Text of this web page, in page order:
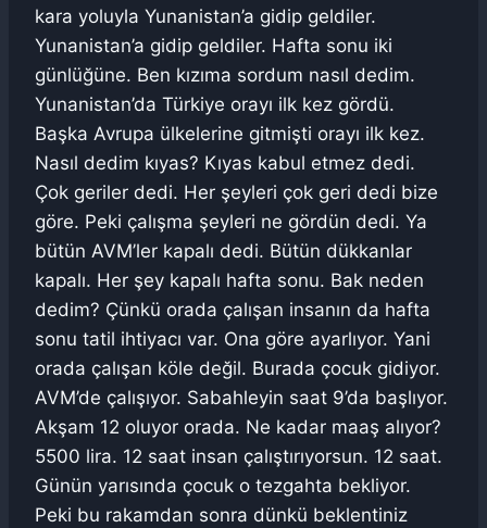
kara yoluyla Yunanistan’a gidip geldiler.
Yunanistan’a gidip geldiler. Hafta sonu iki
günlüğüne. Ben kızıma sordum nasıl dedim.
Yunanistan’da Türkiye orayı ilk kez gördü.
Başka Avrupa ülkelerine gitmişti orayı ilk kez.
Nasıl dedim kıyas? Kıyas kabul etmez dedi.
Çok geriler dedi. Her şeyleri çok geri dedi bize
göre. Peki çalışma şeyleri ne gördün dedi. Ya
bütün AVM’ler kapalı dedi. Bütün dükkanlar
kapalı. Her şey kapalı hafta sonu. Bak neden
dedim? Çünkü orada çalışan insanın da hafta
sonu tatil ihtiyacı var. Ona göre ayarlıyor. Yani
orada çalışan köle değil. Burada çocuk gidiyor.
AVM’de çalışıyor. Sabahleyin saat 9’da başlıyor.
Akşam 12 oluyor orada. Ne kadar maaş alıyor?
5500 lira. 12 saat insan çalıştırıyorsun. 12 saat.
Günün yarısında çocuk o tezgahta bekliyor.
Peki bu rakamdan sonra dünkü beklentiniz